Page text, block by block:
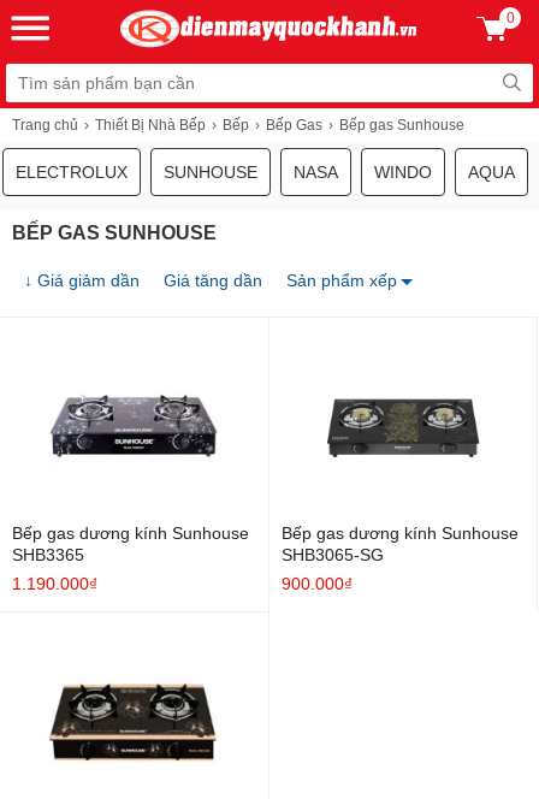
0
Trang chủ Thiết Bị Nhà Bếp Bếp Bếp Gas Bếp gas Sunhouse
ELECTROLUX SUNHOUSE NASA WINDO AQUA
BẾP GAS SUNHOUSE
↓ Giá giảm dần Giá tăng dần Sản phẩm xếp
Bếp gas dương kính Sunhouse
SHB3365
1.190.000₫
Bếp gas dương kính Sunhouse
SHB3065-SG
900.000₫